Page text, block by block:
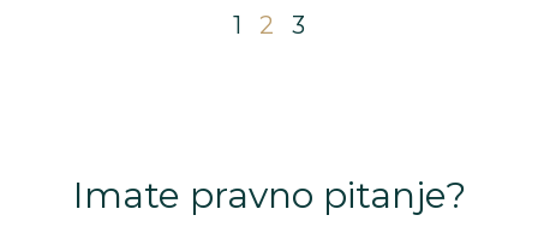
1 2 3
Imate pravno pitanje?